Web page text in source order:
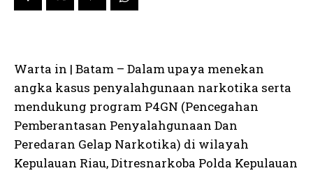
Warta in | Batam – Dalam upaya menekan
angka kasus penyalahgunaan narkotika serta
mendukung program P4GN (Pencegahan
Pemberantasan Penyalahgunaan Dan
Peredaran Gelap Narkotika) di wilayah
Kepulauan Riau, Ditresnarkoba Polda Kepulauan